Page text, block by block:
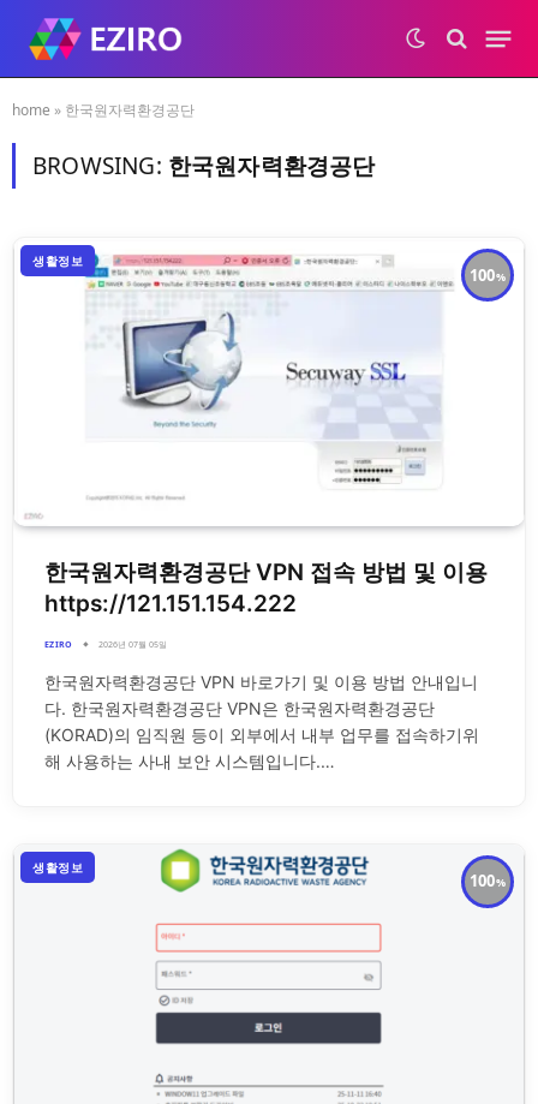
home » 한국원자력환경공단
BROWSING: 한국원자력환경공단
100
생활정보
한국원자력환경공단 VPN 접속 방법 및 이용
https://121.151.154.222
EZIRO 2026년 07월 05일
한국원자력환경공단 VPN 바로가기 및 이용 방법 안내입니
다. 한국원자력환경공단 VPN은 한국원자력환경공단
(KORAD)의 임직원 등이 외부에서 내부 업무를 접속하기위
해 사용하는 사내 보안 시스템입니다.…
100
생활정보